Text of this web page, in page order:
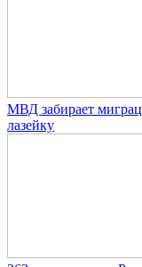
МВД забирает
лазейку